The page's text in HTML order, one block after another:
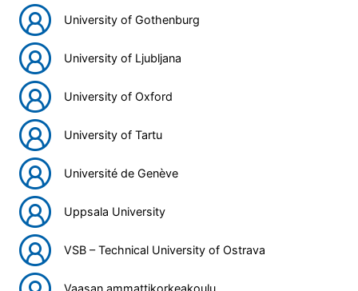
University of Gothenburg
University of Ljubljana
University of Oxford
University of Tartu
Université de Genève
Uppsala University
VSB – Technical University of Ostrava
Vaasan ammattikorkeakoulu